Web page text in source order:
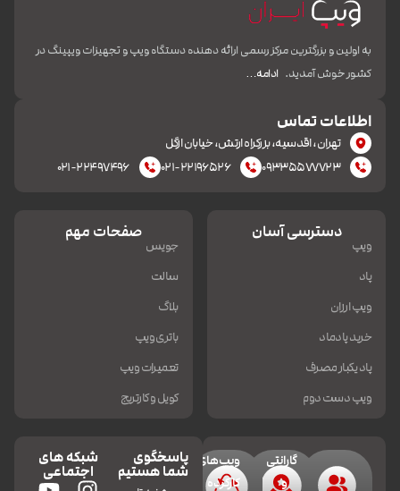
به اولین و بزرگترین مرکز رسمی ارائه دهنده دستگاه ویپ و تجهیزات ویپینگ در
کشور خوش آمدید. ادامه…
اطلاعات تماس
تهران، اقدسیه، بزرکراه ارتش، خیابان ازگل
۰۹۳۳۵۵۷۷۷۲۳
۰۲۱-۲۲۱۹۶۵۲۶ ۰۲۱-۲۲۴۹۷۴۹۶
دسترسی آسان
ویپ
پاد
ویپ ارزان
خرید پادماد
پاد یکبار مصرف
ویپ دست دوم
صفحات مهم
جویس
سالت
بلاگ
باتری ویپ
تعمیرات ویپ
کویل و کارتریج
گارانتی
و
ویپ‌های
کارکرده
پاسخگوی
شما هستیم
شبکه های
اجتماعی